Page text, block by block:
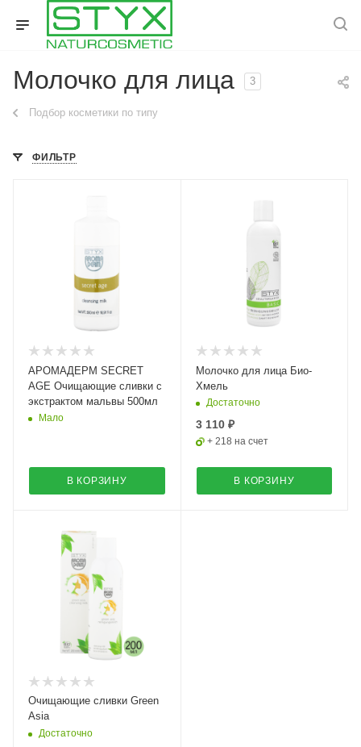
Молочко для лица 3
Подбор косметики по типу
ФИЛЬТР
АРОМАДЕРМ SECRET
AGE Очищающие сливки с
экстрактом мальвы 500мл
Мало
В КОРЗИНУ
Молочко для лица Био-
Хмель
Достаточно
3 110 ₽
+ 218 на счет
В КОРЗИНУ
Очищающие сливки Green
Asia
Достаточно